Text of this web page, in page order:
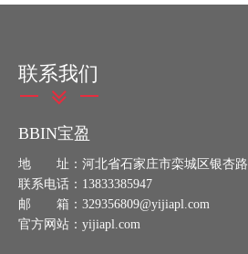
联系我们
BBIN宝盈
地 址：河北省石家庄市栾城区银杏路
联系电话：13833385947
邮 箱：329356809@yijiapl.com
官方网站：yijiapl.com